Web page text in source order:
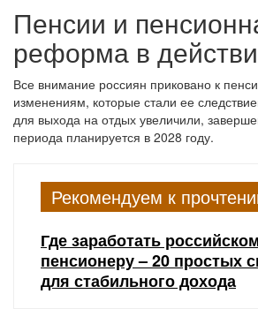
Пенсии и
реформа в
Все внимание россиян приковано к
изменениям, которые стали ее
для выхода на отдых увеличили,
периода планируется в 2028 году.
Рекомендуем к
Где заработать
пенсионеру – 20 простых
для стабильного дохода